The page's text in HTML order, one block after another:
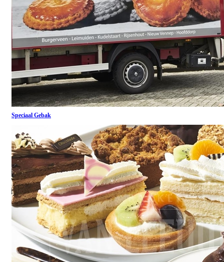
Speciaal Gebak